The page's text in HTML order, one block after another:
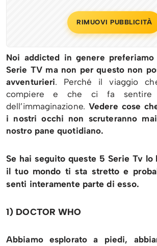
RIMUOVI PUBBLICITÀ
Noi addicted in genere
Serie TV ma non per questo non
avventurieri. Perché il viaggio
compiere e che ci fa
dell’immaginazione.Vedere cose
i nostri occhi non scruteranno
nostro pane quotidiano.
Se hai seguito queste 5 Serie Tv
il tuo mondo ti sta stretto e
senti interamente parte di esso.
1) DOCTOR WHO
Abbiamo esplorato a piedi,